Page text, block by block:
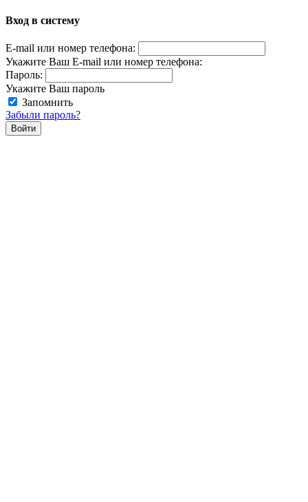
Вход в систему
E-mail или номер телефона:
Укажите Ваш E-mail или номер телефона:
Пароль:
Укажите Ваш пароль
Запомнить
Забыли пароль?